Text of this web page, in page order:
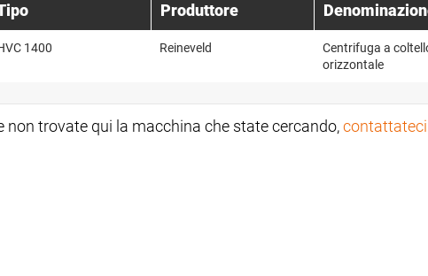
Produttore
1400 Reineveld
Centrifuga a
orizzontale
non trovate qui la macchina che state cercando,contattateci